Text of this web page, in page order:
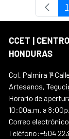
1
CCET |
HONDURAS
Col. Palmira 1ª
Artesanos,
Horario de
10:00a.m. a
Correo
Teléfono:+504